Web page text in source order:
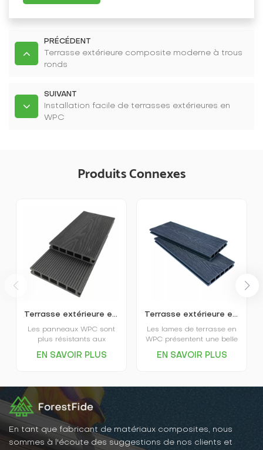
PRÉCÉDENT
Terrasse extérieure composite moderne à trous
ronds
SUIVANT
Installation facile de terrasses extérieures en
WPC
Produits Connexes
Terrasse extérieure en plastique imitation bois en relief 3D
Les panneaux WPC sont
plus résistants aux
stables ; ils ne se
pas affectés par les
termites, la pourriture ou
d’autres problèmes liés au
soleil et à la pluie. Ainsi,
les panneaux WPC
conservent longtemps leur
EN SAVOIR PLUS
Terrasse extérieure en WPC gaufré, respectueuse de l'environnement
Les lames de terrasse en
WPC présentent une belle
uniforme, ne se décolorent
EN SAVOIR PLUS
En tant que fabricant de matériaux composites, nous
sommes à l'écoute des suggestions de nos clients et